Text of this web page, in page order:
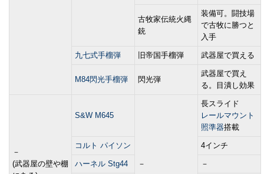
古牧家伝統火縄
銃
装備可。闘技場
で古牧に勝つと
入手
九七式手榴弾 旧帝国手榴弾 武器屋で買える
M84閃光手榴弾 閃光弾
武器屋で買え
る。目潰し効果
－
(武器屋の壁や棚
S&W M645
－
長スライド
レールマウント
照準器搭載
コルト パイソン 4インチ
ハーネル Stg44 －